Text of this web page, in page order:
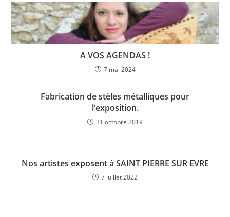
o
o
n p
p
A VOS AGENDAS !
7 mai 2024
Fabrication de stèles métalliques pour
l’exposition.
31 octobre 2019
Nos artistes exposent à SAINT PIERRE SUR EVRE
7 juillet 2022